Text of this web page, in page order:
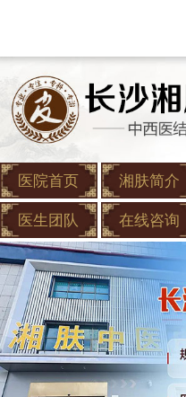
医院首页 湘肤简介
医生团队 在线咨询